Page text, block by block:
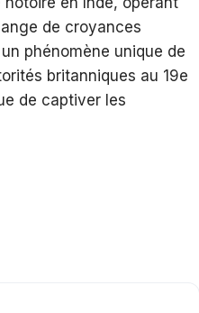
de croyances
phénomène unique de
britanniques au 19e
de captiver les